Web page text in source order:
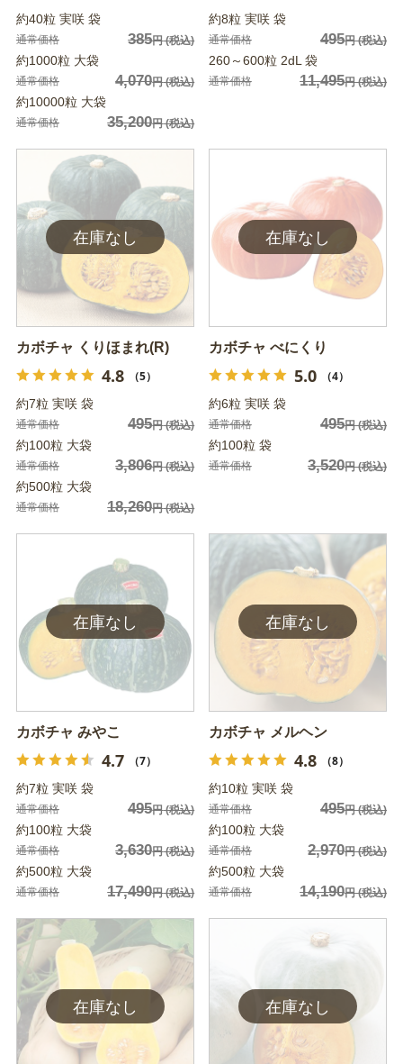
約40粒 実咲 袋
通常価格 385円(税込)
約1000粒 大袋
通常価格 4,070円(税込)
約10000粒 大袋
通常価格 35,200円(税込)
約8粒 実咲 袋
通常価格 495円(税込)
260～600粒 2dL 袋
通常価格 11,495円(税込)
カボチャ くりほまれ(R)
4.8 （5）
約7粒 実咲 袋
通常価格 495円(税込)
約100粒 大袋
通常価格 3,806円(税込)
約500粒 大袋
通常価格 18,260円(税込)
カボチャ べにくり
5.0 （4）
約6粒 実咲 袋
通常価格 495円(税込)
約100粒 袋
通常価格 3,520円(税込)
カボチャ みやこ
4.7 （7）
約7粒 実咲 袋
通常価格 495円(税込)
約100粒 大袋
通常価格 3,630円(税込)
約500粒 大袋
通常価格 17,490円(税込)
カボチャ メルヘン
4.8 （8）
約10粒 実咲 袋
通常価格 495円(税込)
約100粒 大袋
通常価格 2,970円(税込)
約500粒 大袋
通常価格 14,190円(税込)